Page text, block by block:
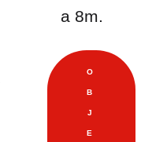
a 8m.
O
B
J
E